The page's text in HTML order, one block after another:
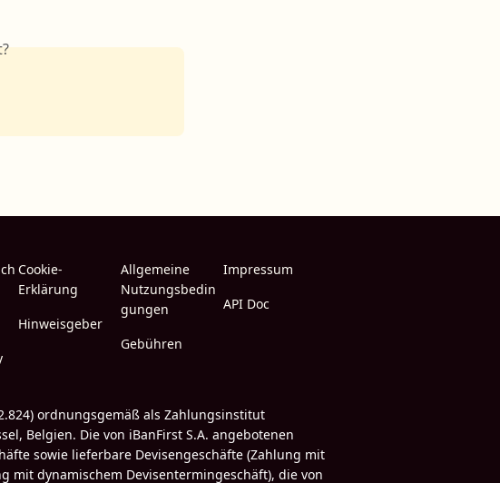
Cookie-
Erklärung
Hinweisgeber
Allgemeine
Nutzungsbedin
gungen
Gebühren
Impressum
API Doc
ordnungsgemäß als Zahlungsinstitut
Belgien. Die von iBanFirst S.A. angebotenen
sowie lieferbare Devisengeschäfte (Zahlung mit
mit dynamischem Devisentermingeschäft), die von